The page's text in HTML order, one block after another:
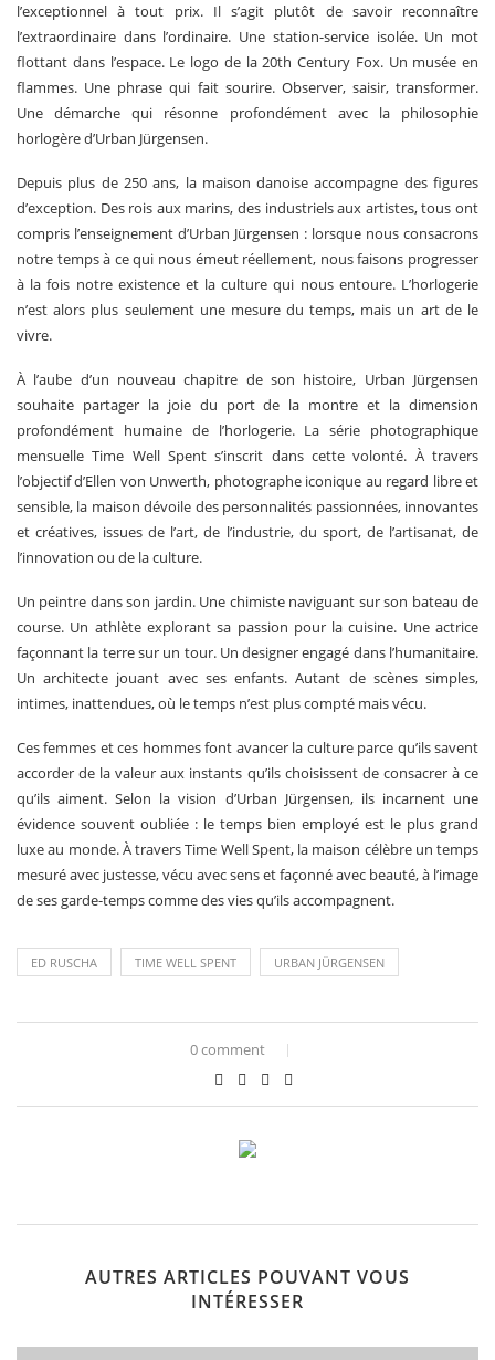
l’exceptionnel à tout prix. Il s’agit plutôt de savoir reconnaître
l’extraordinaire dans l’ordinaire. Une station-service isolée. Un mot
flottant dans l’espace. Le logo de la 20th Century Fox. Un musée en
flammes. Une phrase qui fait sourire. Observer, saisir, transformer.
Une démarche qui résonne profondément avec la philosophie
horlogère d’Urban Jürgensen.
Depuis plus de 250 ans, la maison danoise accompagne des figures
d’exception. Des rois aux marins, des industriels aux artistes, tous ont
compris l’enseignement d’Urban Jürgensen : lorsque nous consacrons
notre temps à ce qui nous émeut réellement, nous faisons progresser
à la fois notre existence et la culture qui nous entoure. L’horlogerie
n’est alors plus seulement une mesure du temps, mais un art de le
vivre.
À l’aube d’un nouveau chapitre de son histoire, Urban Jürgensen
souhaite partager la joie du port de la montre et la dimension
profondément humaine de l’horlogerie. La série photographique
mensuelle Time Well Spent s’inscrit dans cette volonté. À travers
l’objectif d’Ellen von Unwerth, photographe iconique au regard libre et
sensible, la maison dévoile des personnalités passionnées, innovantes
et créatives, issues de l’art, de l’industrie, du sport, de l’artisanat, de
l’innovation ou de la culture.
Un peintre dans son jardin. Une chimiste naviguant sur son bateau de
course. Un athlète explorant sa passion pour la cuisine. Une actrice
façonnant la terre sur un tour. Un designer engagé dans l’humanitaire.
Un architecte jouant avec ses enfants. Autant de scènes simples,
intimes, inattendues, où le temps n’est plus compté mais vécu.
Ces femmes et ces hommes font avancer la culture parce qu’ils savent
accorder de la valeur aux instants qu’ils choisissent de consacrer à ce
qu’ils aiment. Selon la vision d’Urban Jürgensen, ils incarnent une
évidence souvent oubliée : le temps bien employé est le plus grand
luxe au monde. À travers Time Well Spent, la maison célèbre un temps
mesuré avec justesse, vécu avec sens et façonné avec beauté, à l’image
de ses garde-temps comme des vies qu’ils accompagnent.
ED RUSCHA TIME WELL SPENT URBAN JÜRGENSEN
0 comment
AUTRES ARTICLES POUVANT VOUS
INTÉRESSER